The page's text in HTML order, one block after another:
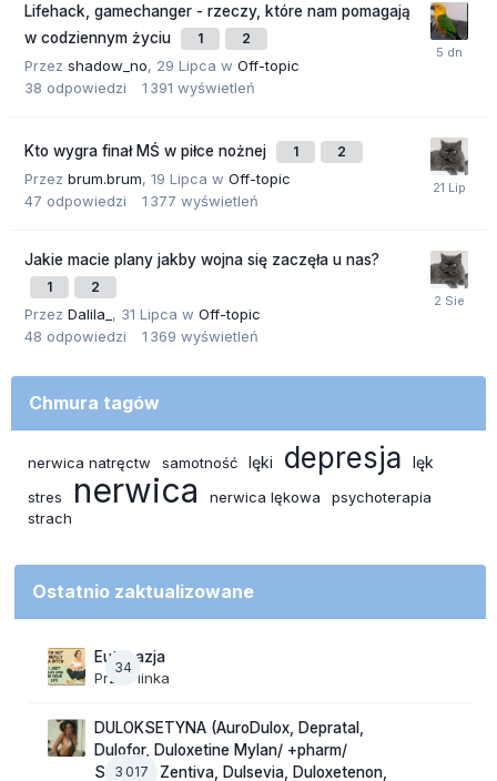
Lifehack, gamechanger - rzeczy, które nam pomagają
w codziennym życiu
1 2
Przez shadow_no, 29 Lipca w Off-topic
38 odpowiedzi 1 391 wyświetleń
Kto wygra finał MŚ w piłce nożnej 1 2
Przez brum.brum, 19 Lipca w Off-topic
47 odpowiedzi 1 377 wyświetleń
Jakie macie plany jakby wojna się zaczęła u nas?
1 2
Przez Dalila_ , 31 Lipca w Off-topic
48 odpowiedzi 1 369 wyświetleń
Chmura tagów
nerwica natręctw samotność lęki depresja lęk
stres nerwica nerwica lękowa
psychoterapia
strach
Ostatnio zaktualizowane
34
Eutanazja
Przez linka
3 017
DULOKSETYNA (AuroDulox, Depratal,
Dulofor, Duloxetine Mylan/ +pharm/
Sandoz/ Zentiva, Dulsevia, Duloxetenon,